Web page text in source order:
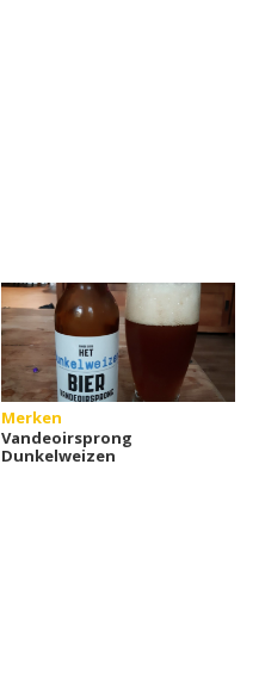
Merken
Vandeoirsprong
Dunkelweizen